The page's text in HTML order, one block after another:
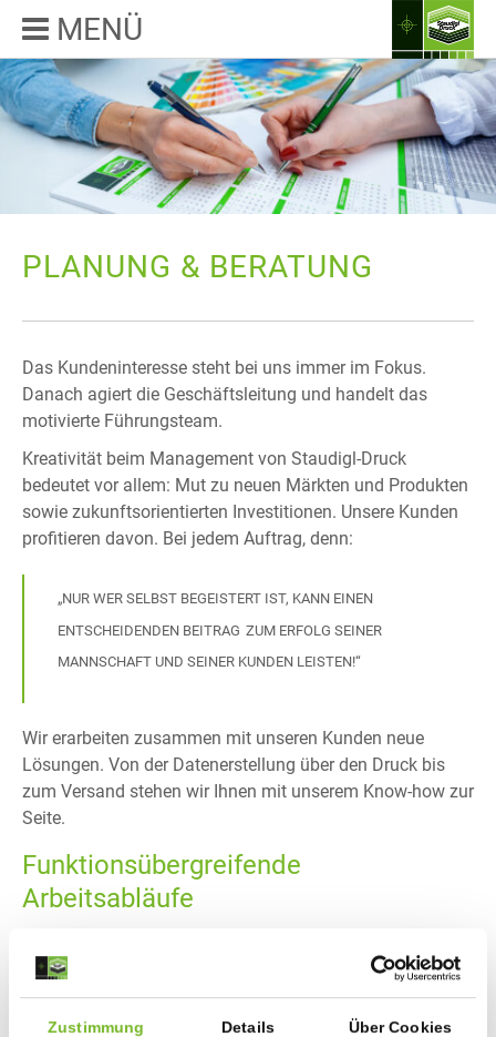
Zustimmung Details Über Cookies
MENÜ
PLANUNG & BERATUNG
Das Kundeninteresse steht bei uns immer im Fokus.
Danach agiert die Geschäftsleitung und handelt das
motivierte Führungsteam.
Kreativität beim Management von Staudigl-Druck
bedeutet vor allem: Mut zu neuen Märkten und Produkten
sowie zukunftsorientierten Investitionen. Unsere Kunden
profitieren davon. Bei jedem Auftrag, denn:
„NUR WER SELBST BEGEISTERT IST, KANN EINEN
ENTSCHEIDENDEN BEITRAG ZUM ERFOLG SEINER
MANNSCHAFT UND SEINER KUNDEN LEISTEN!“
Wir erarbeiten zusammen mit unseren Kunden neue
Lösungen. Von der Datenerstellung über den Druck bis
zum Versand stehen wir Ihnen mit unserem Know-how zur
Seite.
Funktionsübergreifende
Arbeitsabläufe
funktionsübergreifend geplant und gesteuert, um eine
optimale Wertschöpfung für die gesamte Lieferkette zu
erzielen.